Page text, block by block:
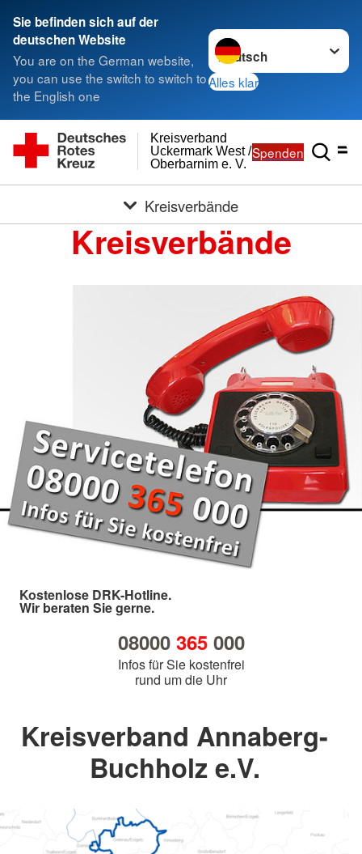
Sie befinden sich auf der
deutschen Website
You are on the German website,
you can use the switch to switch to
the English one
Sprache wechseln zu
Alles klar
Oberbarnim e. V.
Uckermark West /
Kreisverband
Spenden
Kreisverbände
Kreisverbände
Kostenlose DRK-Hotline.
Wir beraten Sie gerne.
08000 365000
Infos für Sie kostenfrei
rund um die Uhr
Kreisverband Annaberg-
Buchholz e.V.